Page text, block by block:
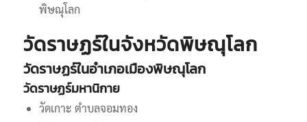
พิษณุโลก
วัดราษฏร์ในจังหวัดพิษณุโลก
วัดราษฏร์ในอำเภอเมืองพิษณุโลก
วัดราษฏร์มหานิกาย
วัดเกาะ ตำบลจอมทอง